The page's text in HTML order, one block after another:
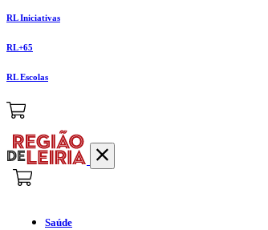
RL Iniciativas
RL+65
RL Escolas
Saúde